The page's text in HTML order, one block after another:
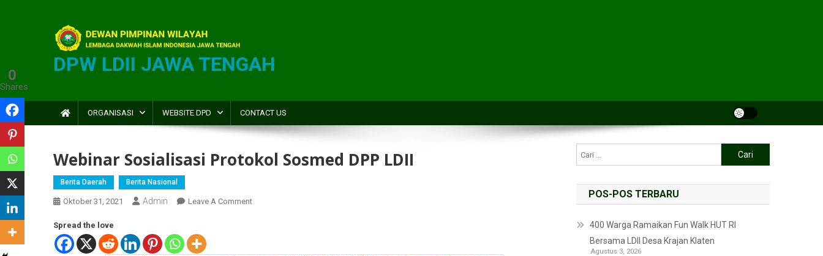
DPW LDII JAWA TENGAH
ORGANISASI WEBSITE DPD CONTACT US
Webinar Sosialisasi Protokol Sosmed DPP LDII
Berita Daerah Berita Nasional
Oktober 31, 2021 Admin Leave A Comment
Spread the love
0
Shares
POS-POS TERBARU
400 Warga Ramaikan Fun Walk HUT RI
Bersama LDII Desa Krajan Klaten
Agustus 3, 2026